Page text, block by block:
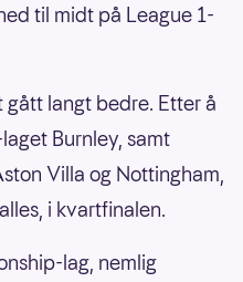
til midt på League 1-
langt bedre. Etter å
Burnley, samt
Villa og Nottingham,
i kvartfinalen.
lag, nemlig